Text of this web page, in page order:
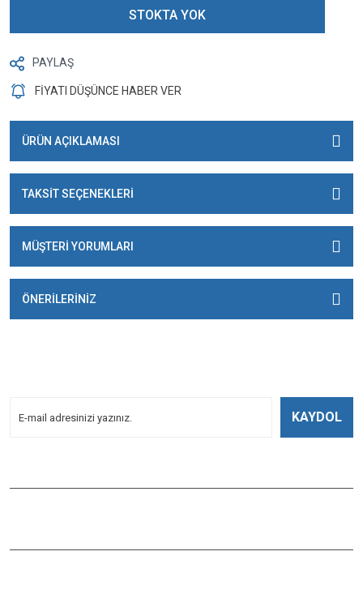
STOKTA YOK
PAYLAŞ
FİYATI DÜŞÜNCE HABER VER
ÜRÜN AÇIKLAMASI
TAKSİT SEÇENEKLERİ
MÜŞTERİ YORUMLARI
ÖNERİLERİNİZ
KAYDOL